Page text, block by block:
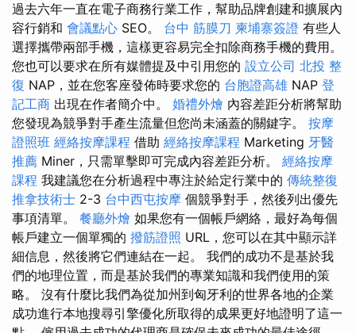
過去六年一直在電子商務行業工作，幫助品牌創建和擴展內
容行銷和 會議點心 SEO。 台中 筋膜刀 柬埔寨簽證 有些人
選擇攜帶兩部手機，這樣更容易完全扣除商務手機的費用。
您也可以要求在所有媒體提及中引用您的 設立公司 北投 整
復 NAP，並在您客座發佈時要求您的 台胞證高雄 NAP 登
記工商 出現在作者簡介中。 婚禮外燴 內容差距分析將幫助
您發現為競爭對手產生流量但您尚未涵蓋的關鍵字。 按摩
證照班 經絡按摩課程 借助 經絡按摩課程 Marketing 牙醫
推薦 Miner，只需單擊即可完成內容差距分析。 經絡按摩
課程 我建議您在分析過程中專注於給定行業中的 傳統整復
推拿技術士 2-3 台中西屯按摩 個競爭對手，然後列出優先
事項清單。 餐廳外燴 如果您有一個帳戶網絡，最好為每個
帳戶建立一個單獨的 撥筋證照 URL，您可以在其中顯示詳
細信息，然後將它們連結在一起。 我們的成功不是基於我
們的地理位置，而是基於我們的專業知識和我們使用的策
略。 沒有什麼比我們為從加州到匈牙利的世界各地的企業
成功進行本地搜尋引擎優化所取得的成果更好地證明了這一